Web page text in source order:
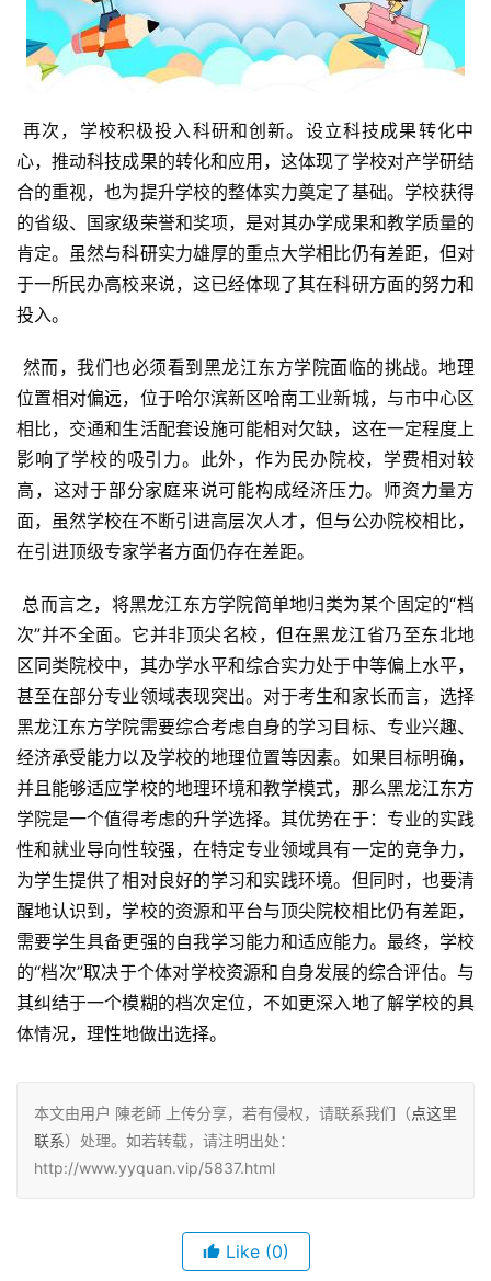
再次，学校积极投入科研和创新。设立科技成果转化中
心，推动科技成果的转化和应用，这体现了学校对产学研结
合的重视，也为提升学校的整体实力奠定了基础。学校获得
的省级、国家级荣誉和奖项，是对其办学成果和教学质量的
肯定。虽然与科研实力雄厚的重点大学相比仍有差距，但对
于一所民办高校来说，这已经体现了其在科研方面的努力和
投入。
位置相对偏远，位于哈尔滨新区哈南工业新城，与市中心区
相比，交通和生活配套设施可能相对欠缺，这在一定程度上
影响了学校的吸引力。此外，作为民办院校，学费相对较
高，这对于部分家庭来说可能构成经济压力。师资力量方
面，虽然学校在不断引进高层次人才，但与公办院校相比，
在引进顶级专家学者方面仍存在差距。
次”并不全面。它并非顶尖名校，但在黑龙江省乃至东北地
区同类院校中，其办学水平和综合实力处于中等偏上水平，
甚至在部分专业领域表现突出。对于考生和家长而言，选择
黑龙江东方学院需要综合考虑自身的学习目标、专业兴趣、
经济承受能力以及学校的地理位置等因素。如果目标明确，
并且能够适应学校的地理环境和教学模式，那么黑龙江东方
学院是一个值得考虑的升学选择。其优势在于：专业的实践
性和就业导向性较强，在特定专业领域具有一定的竞争力，
为学生提供了相对良好的学习和实践环境。但同时，也要清
醒地认识到，学校的资源和平台与顶尖院校相比仍有差距，
需要学生具备更强的自我学习能力和适应能力。最终，学校
的“档次”取决于个体对学校资源和自身发展的综合评估。与
其纠结于一个模糊的档次定位，不如更深入地了解学校的具
体情况，理性地做出选择。
本文由用户 陳老師 上传分享，若有侵权，请联系我们（点这里
联系）处理。如若转载，请注明出处：
http://www.yyquan.vip/5837.html
Like (0)